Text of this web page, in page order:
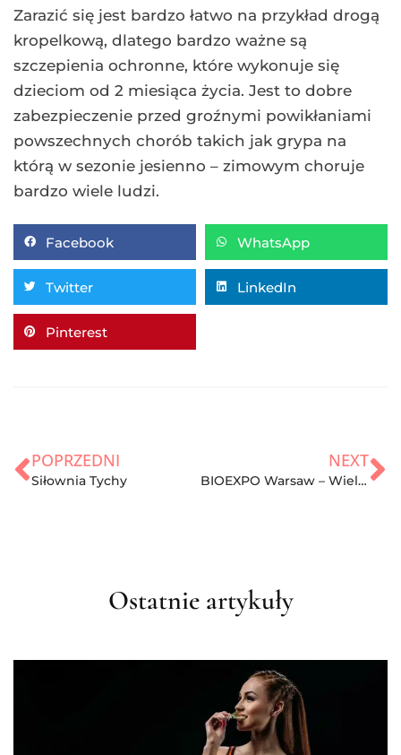
Zarazić się jest bardzo łatwo na przykład drogą
kropelkową, dlatego bardzo ważne są
szczepienia ochronne, które wykonuje się
dzieciom od 2 miesiąca życia. Jest to dobre
zabezpieczenie przed groźnymi powikłaniami
powszechnych chorób takich jak grypa na
którą w sezonie jesienno – zimowym choruje
bardzo wiele ludzi.
Facebook WhatsApp
Twitter LinkedIn
Pinterest
POPRZEDNI
Siłownia Tychy
NEXT
BIOEXPO Warsaw – Wielkie Święto Branży Bio
Ostatnie artykuły